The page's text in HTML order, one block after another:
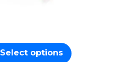
Select options